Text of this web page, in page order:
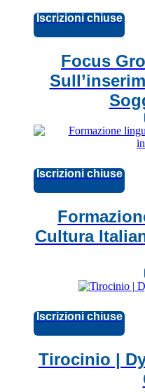
Iscrizioni chiuse
Focus
Iscrizioni chiuse
Cultura
Iscrizioni chiuse
Tirocinio |